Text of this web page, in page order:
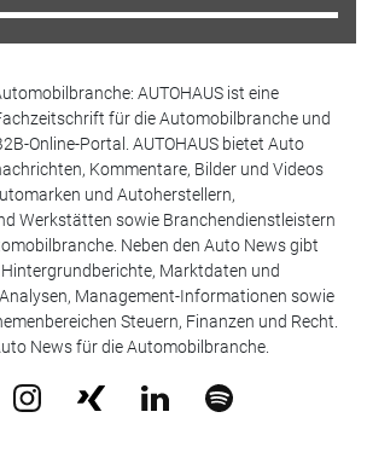
AUTOHAUS ist eine
für die Automobilbranche und
Online-Portal. AUTOHAUS bietet Auto
Kommentare, Bilder und Videos
und Autoherstellern,
Werkstätten sowie Branchendienstleistern
Neben den Auto News gibt
Marktdaten und
Management-Informationen sowie
Steuern, Finanzen und Recht.
News für die Automobilbranche.